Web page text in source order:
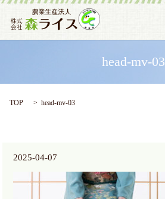
head-mv-03
TOP head-mv-03
2025-04-07